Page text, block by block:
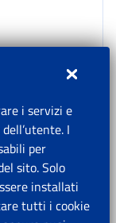
iscritti alla
l’istruttoria
domande di
agli
i servizi e
I
per
sito. Solo
installati
tutti i cookie